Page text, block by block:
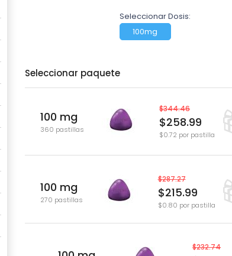
Seleccionar Dosis:
100mg
Seleccionar paquete
100 mg
360 pastillas
$344.46
$258.99
$0.72 por pastilla
100 mg
270 pastillas
$287.27
$215.99
$0.80 por pastilla
$232.74